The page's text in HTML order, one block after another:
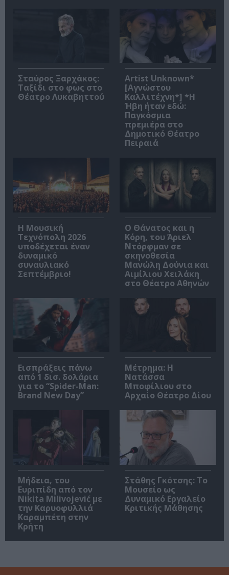
Σταύρος Ξαρχάκος:
Ταξίδι στο φως στο
Θέατρο Λυκαβηττού
Artist Unknown*
[Αγνώστου
Καλλιτέχνη*] *Η
Ήβη ήταν εδώ:
Παγκόσμια
πρεμιέρα στο
Δημοτικό Θέατρο
Πειραιά
Η Μουσική
Τεχνόπολη 2026
υποδέχεται έναν
δυναμικό
συναυλιακό
Σεπτέμβριο!
Ο Θάνατος και η
Κόρη, του Άριελ
Ντόρφμαν σε
σκηνοθεσία
Μανώλη Δούνια και
Αιμίλιου Χειλάκη
στο Θέατρο Αθηνών
Εισπράξεις πάνω
από 1 δισ. δολάρια
για το “Spider-Man:
Brand New Day”
Μέτρημα: Η
Νατάσσα
Μποφίλιου στο
Αρχαίο Θέατρο Δίου
Μήδεια, του
Ευριπίδη από τον
Nikita Milivojević με
την Καρυοφυλλιά
Καραμπέτη στην
Κρήτη
Στάθης Γκότσης: Το
Μουσείο ως
Δυναμικό Εργαλείο
Κριτικής Μάθησης